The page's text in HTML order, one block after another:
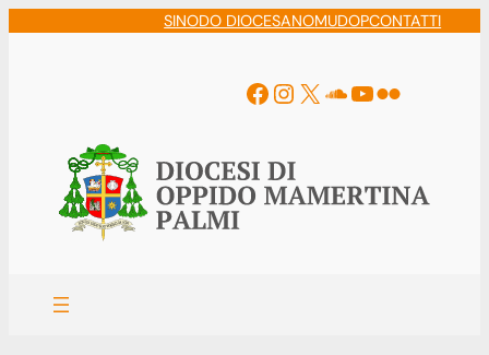
SINODO DIOCESANOMUDOPCONTATTI
Facebook
Instagram
X Soundcloud
YouTube
Flickr